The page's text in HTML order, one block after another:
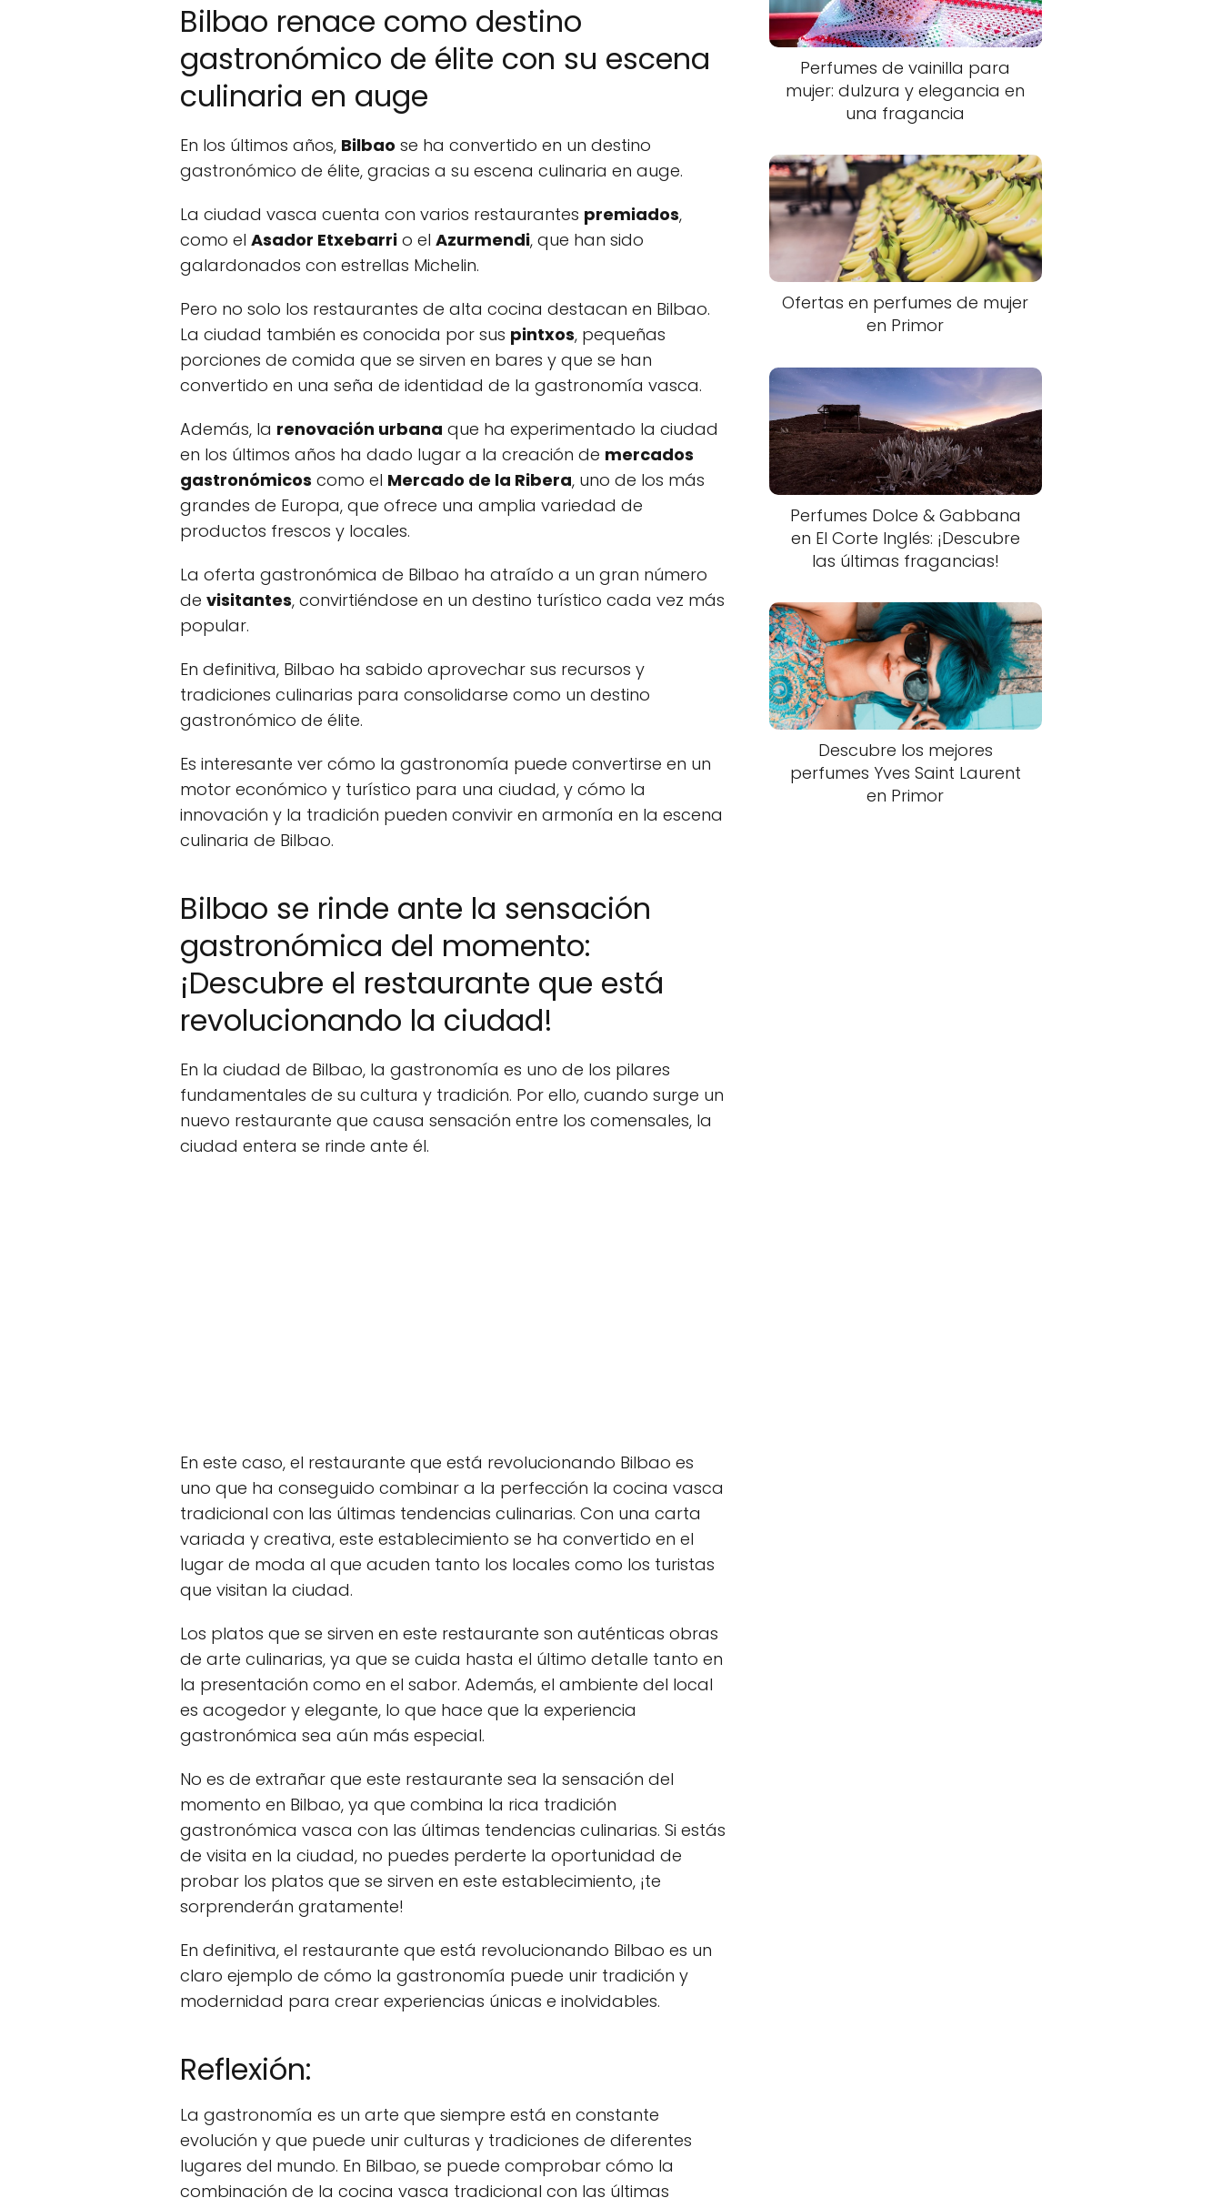
Bilbao renace como destino
gastronómico de élite con su escena
culinaria en auge
En los últimos años, Bilbao se ha convertido en un destino
gastronómico de élite, gracias a su escena culinaria en auge.
La ciudad vasca cuenta con varios restaurantes premiados,
como el Asador Etxebarri o el Azurmendi, que han sido
galardonados con estrellas Michelin.
Pero no solo los restaurantes de alta cocina destacan en Bilbao.
La ciudad también es conocida por sus pintxos, pequeñas
porciones de comida que se sirven en bares y que se han
convertido en una seña de identidad de la gastronomía vasca.
Además, la renovación urbana que ha experimentado la ciudad
en los últimos años ha dado lugar a la creación de mercados
gastronómicos como el Mercado de la Ribera, uno de los más
grandes de Europa, que ofrece una amplia variedad de
productos frescos y locales.
La oferta gastronómica de Bilbao ha atraído a un gran número
de visitantes, convirtiéndose en un destino turístico cada vez más
popular.
En definitiva, Bilbao ha sabido aprovechar sus recursos y
tradiciones culinarias para consolidarse como un destino
gastronómico de élite.
Es interesante ver cómo la gastronomía puede convertirse en un
motor económico y turístico para una ciudad, y cómo la
innovación y la tradición pueden convivir en armonía en la escena
culinaria de Bilbao.
Bilbao se rinde ante la sensación
gastronómica del momento:
¡Descubre el restaurante que está
revolucionando la ciudad!
En la ciudad de Bilbao, la gastronomía es uno de los pilares
fundamentales de su cultura y tradición. Por ello, cuando surge un
nuevo restaurante que causa sensación entre los comensales, la
ciudad entera se rinde ante él.
En este caso, el restaurante que está revolucionando Bilbao es
uno que ha conseguido combinar a la perfección la cocina vasca
tradicional con las últimas tendencias culinarias. Con una carta
variada y creativa, este establecimiento se ha convertido en el
lugar de moda al que acuden tanto los locales como los turistas
que visitan la ciudad.
Los platos que se sirven en este restaurante son auténticas obras
de arte culinarias, ya que se cuida hasta el último detalle tanto en
la presentación como en el sabor. Además, el ambiente del local
es acogedor y elegante, lo que hace que la experiencia
gastronómica sea aún más especial.
No es de extrañar que este restaurante sea la sensación del
momento en Bilbao, ya que combina la rica tradición
gastronómica vasca con las últimas tendencias culinarias. Si estás
de visita en la ciudad, no puedes perderte la oportunidad de
probar los platos que se sirven en este establecimiento, ¡te
sorprenderán gratamente!
En definitiva, el restaurante que está revolucionando Bilbao es un
claro ejemplo de cómo la gastronomía puede unir tradición y
modernidad para crear experiencias únicas e inolvidables.
Reflexión:
La gastronomía es un arte que siempre está en constante
evolución y que puede unir culturas y tradiciones de diferentes
lugares del mundo. En Bilbao, se puede comprobar cómo la
combinación de la cocina vasca tradicional con las últimas
Perfumes de vainilla para
mujer: dulzura y elegancia en
una fragancia
Ofertas en perfumes de mujer
en Primor
Perfumes Dolce & Gabbana
en El Corte Inglés: ¡Descubre
las últimas fragancias!
Descubre los mejores
perfumes Yves Saint Laurent
en Primor